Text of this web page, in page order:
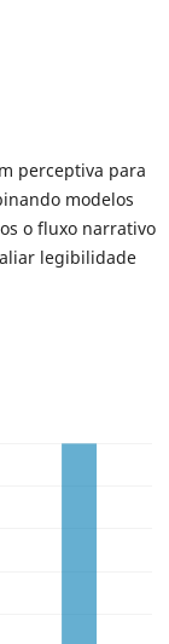
perceptiva para
modelos
o fluxo narrativo
legibilidade